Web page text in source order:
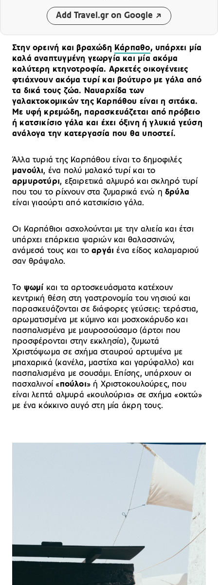
Add Travel.gr on Google
Στην ορεινή και βραχώδη Κάρπαθο, υπάρχει μία
καλά αναπτυγμένη γεωργία και μία ακόμα
καλύτερη κτηνοτροφία. Αρκετές οικογένειες
φτιάχνουν ακόμα τυρί και βούτυρο με γάλα από
τα δικά τους ζώα. Ναυαρχίδα των
γαλακτοκομικών της Καρπάθου είναι η σιτάκα.
Με υφή κρεμώδη, παρασκευάζεται από πρόβειο
ή κατσικίσιο γάλα και έχει όξινη ή γλυκιά γεύση
ανάλογα την κατεργασία που θα υποστεί.
Άλλα τυριά της Καρπάθου είναι το δημοφιλές
μανούλι, ένα πολύ μαλακό τυρί και το
αρμυροτύρι, εξαιρετικά αλμυρό και σκληρό τυρί
που του το ρίχνουν στα ζυμαρικά ενώ η δρύλα
είναι γιαούρτι από κατσικίσιο γάλα.
Οι Καρπάθιοι ασχολούνται με την αλιεία και έτσι
υπάρχει επάρκεια ψαριών και θαλασσινών,
ανάμεσά τους και τοαργάι ένα είδος καλαμαριού
σαν θράψαλο.
Το ψωμί και τα αρτοσκευάσματα κατέχουν
κεντρική θέση στη γαστρονομία του νησιού και
παρασκευάζονται σε διάφορες γεύσεις: τεράστια,
αρωματισμένα με κύμινο και μοσχοκάρυδο και
πασπαλισμένα με μαυροσούσαμο (άρτοι που
προσφέρονται στην εκκλησία), ζυμωτά
Χριστόψωμα σε σχήμα σταυρού αρτυμένα με
μπαχαρικά (κανέλα, μαστίχα και γαρύφαλλο) και
πασπαλισμένα με σουσάμι. Επίσης, υπάρχουν οι
πασχαλινοί «πούλοι» ή Χριστοκουλούρες, που
είναι λεπτά αλμυρά «κουλούρια» σε σχήμα «οκτώ»
με ένα κόκκινο αυγό στη μία άκρη τους.